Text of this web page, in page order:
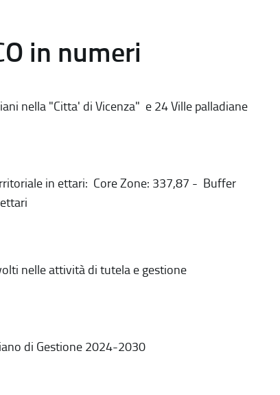
in numeri
nella "Citta' di Vicenza" e 24 Ville palladiane
in ettari: Core Zone: 337,87 - Buffer
nelle attività di tutela e gestione
di Gestione 2024-2030